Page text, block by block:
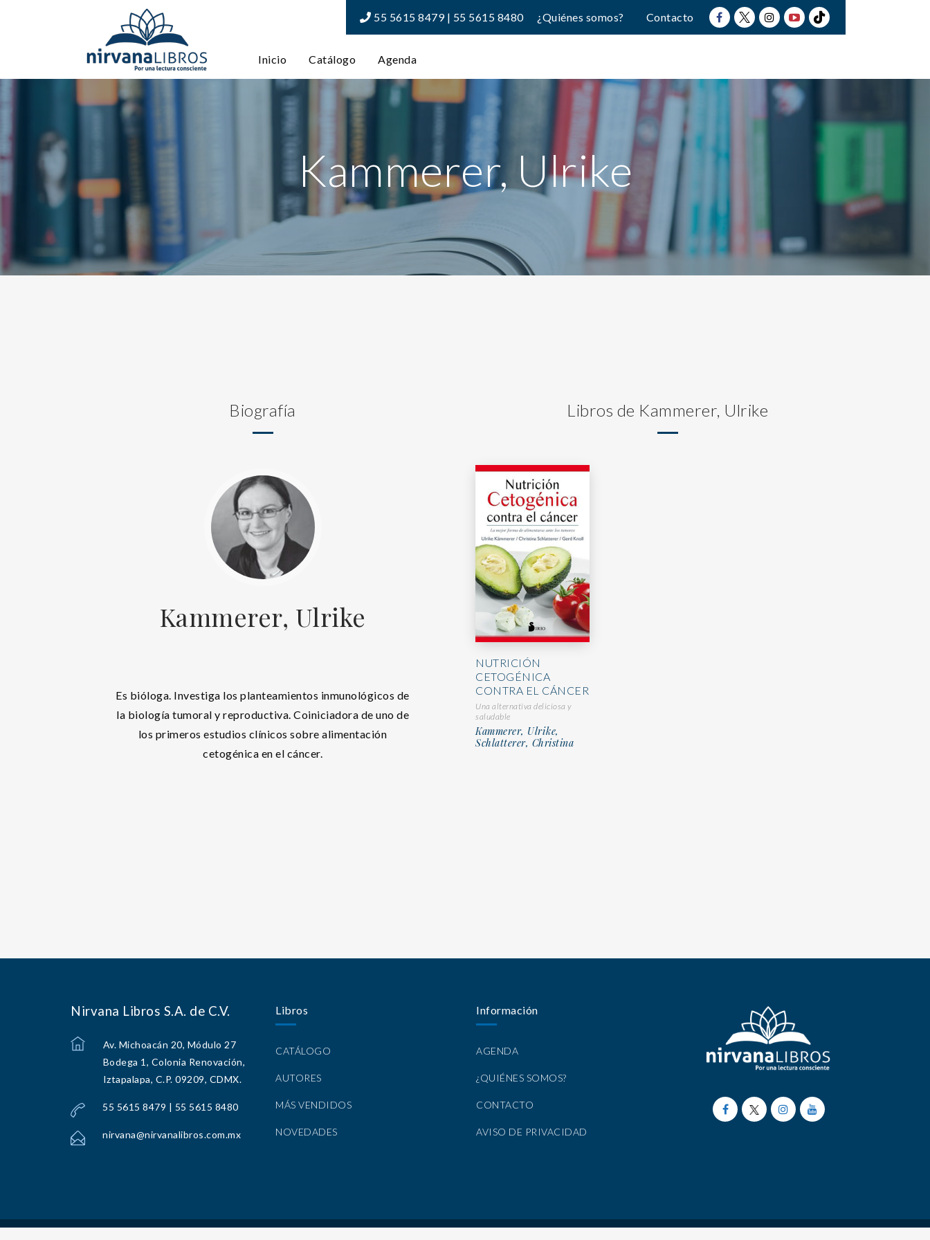
55 5615 8479 | 55 5615 8480 ¿Quiénes somos? Contacto
Inicio Catálogo Agenda
Kammerer, Ulrike
Biografía
Kammerer, Ulrike
Es bióloga. Investiga los planteamientos inmunológicos de
la biología tumoral y reproductiva. Coiniciadora de uno de
los primeros estudios clínicos sobre alimentación
cetogénica en el cáncer.
Libros de Kammerer, Ulrike
NUTRICIÓN
CETOGÉNICA
CONTRA EL CÁNCER
Una alternativa deliciosa y
saludable
Kammerer, Ulrike,
Schlatterer, Christina
Nirvana Libros S.A. de C.V.
Av. Michoacán 20, Módulo 27
Bodega 1, Colonia Renovación,
Iztapalapa, C.P. 09209, CDMX.
55 5615 8479 | 55 5615 8480
nirvana@nirvanalibros.com.mx
Libros
CATÁLOGO
AUTORES
MÁS VENDIDOS
NOVEDADES
Información
AGENDA
¿QUIÉNES SOMOS?
CONTACTO
AVISO DE PRIVACIDAD